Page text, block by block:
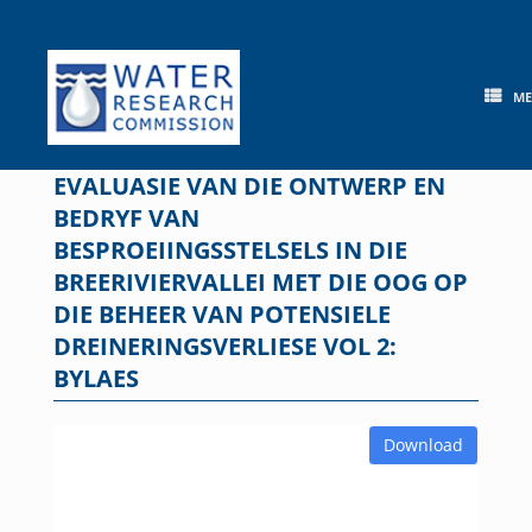
content
EVALUASIE VAN DIE ONTWERP EN
BEDRYF VAN
BESPROEIINGSSTELSELS IN DIE
BREERIVIERVALLEI MET DIE OOG OP
DIE BEHEER VAN POTENSIELE
DREINERINGSVERLIESE VOL 2:
BYLAES
Download